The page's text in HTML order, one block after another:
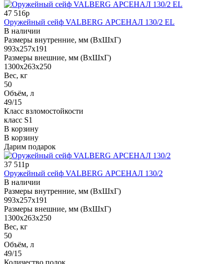
47 516р
Оружейный сейф VALBERG АРСЕНАЛ 130/2 EL
В наличии
Размеры внутренние, мм (ВхШхГ)
993x257x191
Размеры внешние, мм (ВхШхГ)
1300x263x250
Вес, кг
50
Объём, л
49/15
Класс взломостойкости
класс S1
В корзину
В корзину
Дарим подарок
37 511р
Оружейный сейф VALBERG АРСЕНАЛ 130/2
В наличии
Размеры внутренние, мм (ВхШхГ)
993x257x191
Размеры внешние, мм (ВхШхГ)
1300x263x250
Вес, кг
50
Объём, л
49/15
Количество полок